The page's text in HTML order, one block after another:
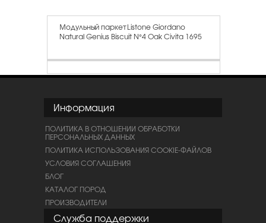
Модульный паркет Listone Giordano
Natural Genius Biscuit N°4 Oak Civita 1695
Информация
ПОЛИТИКА В ОТНОШЕНИИ ОБРАБОТКИ
ПЕРСОНАЛЬНЫХ ДАННЫХ
ПОЛИТИКА ИСПОЛЬЗОВАНИЯ COOKIE-ФАЙЛОВ
УСЛОВИЯ СОГЛАШЕНИЯ
БЛОГ
КАТАЛОГ ПОРОД
ПРОИЗВОДИТЕЛИ
Служба поддержки